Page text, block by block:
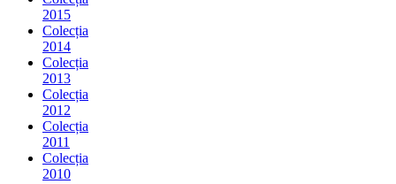
2015
Colecția
2014
Colecția
2013
Colecția
2012
Colecția
2011
Colecția
2010